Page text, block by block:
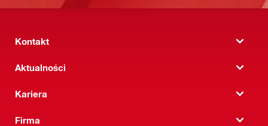
Kontakt
Aktualności
Kariera
Firma